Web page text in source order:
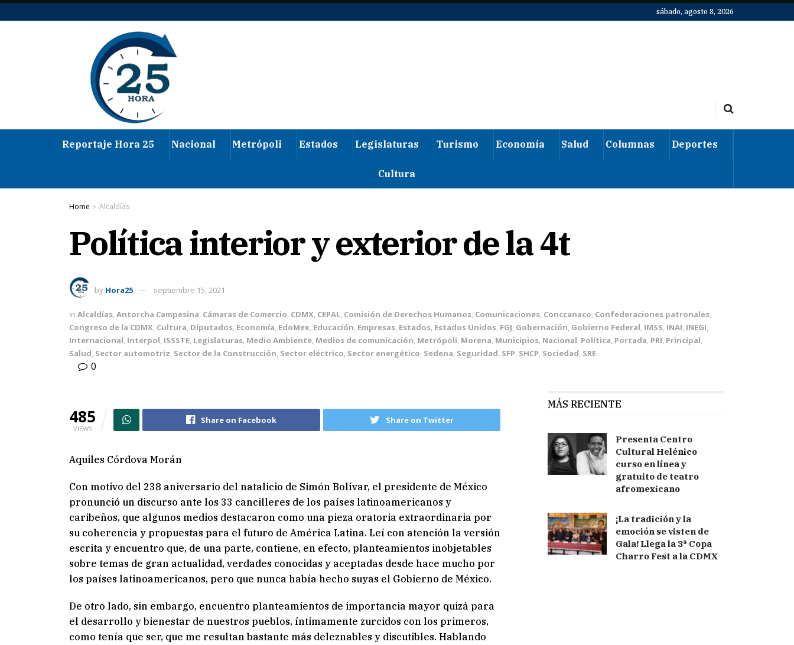
sábado, agosto 8, 2026
Reportaje Hora 25 Nacional Metrópoli Estados Legislaturas Turismo Economía Salud Columnas Deportes
Cultura
Home Alcaldías
Política interior y exterior de la 4t
by Hora25 septiembre 15, 2021
in Alcaldías,Antorcha Campesina, Cámaras de Comercio, CDMX, CEPAL, Comisión de Derechos Humanos, Comunicaciones, Conccanaco, Confederaciones patronales,
Congreso de la CDMX, Cultura, Diputados, Economía, EdoMex, Educación, Empresas, Estados, Estados Unidos, FGJ, Gobernación, Gobierno Federal, IMSS, INAI, INEGI,
Internacional, Interpol, ISSSTE, Legislaturas, Medio Ambiente, Medios de comunicación, Metrópoli, Morena, Municipios, Nacional, Política, Portada, PRI, Principal,
Salud, Sector automotriz, Sector de la Construcción, Sector eléctrico, Sector energético, Sedena, Seguridad, SFP, SHCP, Sociedad, SRE
0
485
VIEWS
Share on Facebook Share on Twitter
Aquiles Córdova Morán
Con motivo del 238 aniversario del natalicio de Simón Bolívar, el presidente de México
pronunció un discurso ante los 33 cancilleres de los países latinoamericanos y
caribeños, que algunos medios destacaron como una pieza oratoria extraordinaria por
su coherencia y propuestas para el futuro de América Latina. Leí con atención la versión
escrita y encuentro que, de una parte, contiene, en efecto, planteamientos inobjetables
sobre temas de gran actualidad, verdades conocidas y aceptadas desde hace mucho por
los países latinoamericanos, pero que nunca había hecho suyas el Gobierno de México.
De otro lado, sin embargo, encuentro planteamientos de importancia mayor quizá para
el desarrollo y bienestar de nuestros pueblos, íntimamente zurcidos con los primeros,
como tenía que ser, que me resultan bastante más deleznables y discutibles. Hablando
MÁS RECIENTE
Presenta Centro
Cultural Helénico
curso en línea y
gratuito de teatro
afromexicano
¡La tradición y la
emoción se visten de
Gala! Llega la 3ª Copa
Charro Fest a la CDMX